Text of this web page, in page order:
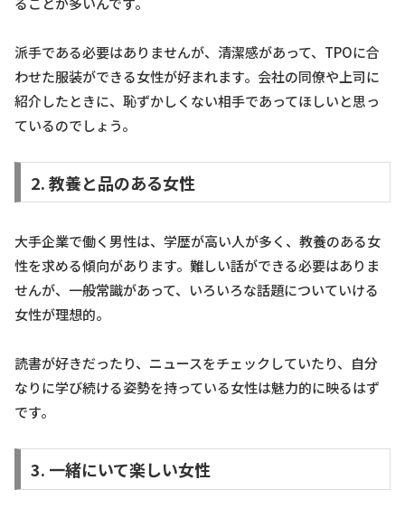
派手である必要はありませんが、清潔感があって、TPOに合
わせた服装ができる女性が好まれます。会社の同僚や上司に
紹介したときに、恥ずかしくない相手であってほしいと思っ
ているのでしょう。
2. 教養と品のある女性
大手企業で働く男性は、学歴が高い人が多く、教養のある女
性を求める傾向があります。難しい話ができる必要はありま
せんが、一般常識があって、いろいろな話題についていける
女性が理想的。
読書が好きだったり、ニュースをチェックしていたり、自分
なりに学び続ける姿勢を持っている女性は魅力的に映るはず
です。
3. 一緒にいて楽しい女性